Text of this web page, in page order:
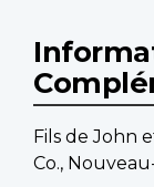
Fils de John
Co.,